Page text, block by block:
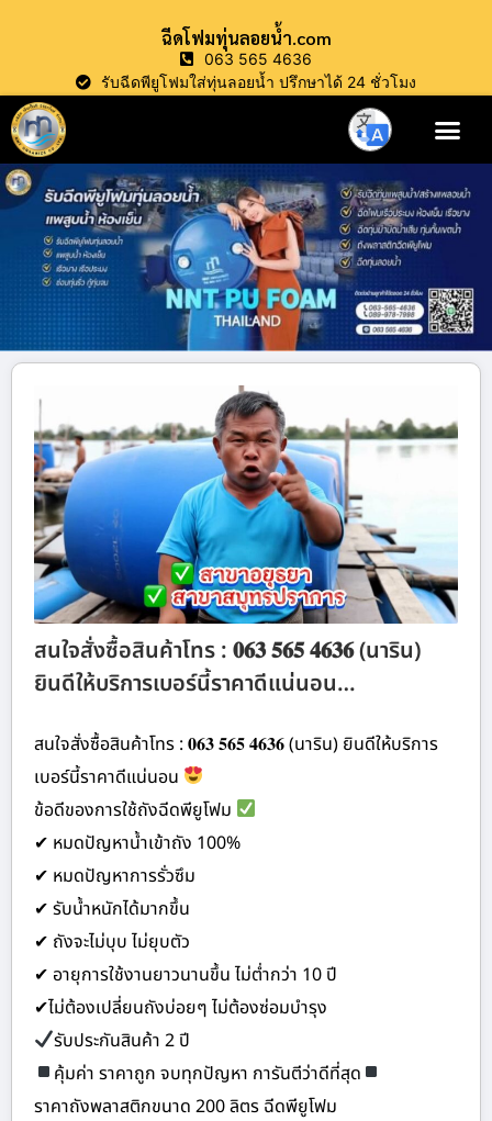
ฉีดโฟมทุ่นลอยน้ำ.com
063 565 4636
รับฉีดพียูโฟมใส่ทุ่นลอยน้ำ ปรึกษาได้ 24 ชั่วโมง
สนใจสั่งซื้อสินค้าโทร : 𝟎𝟔𝟑 𝟓𝟔𝟓 𝟒𝟔𝟑𝟔 (นาริน)
ยินดีให้บริการเบอร์นี้ราคาดีแน่นอน…
สนใจสั่งซื้อสินค้าโทร : 𝟎𝟔𝟑 𝟓𝟔𝟓 𝟒𝟔𝟑𝟔 (นาริน) ยินดีให้บริการ
เบอร์นี้ราคาดีแน่นอน
ข้อดีของการใช้ถังฉีดพียูโฟม
✔ หมดปัญหาน้ำเข้าถัง 100%
✔ หมดปัญหาการรั่วซึม
✔ รับน้ำหนักได้มากขึ้น
✔ ถังจะไม่บุบ ไม่ยุบตัว
✔ อายุการใช้งานยาวนานขึ้น ไม่ต่ำกว่า 10 ปี
✔ไม่ต้องเปลี่ยนถังบ่อยๆ ไม่ต้องซ่อมบำรุง
รับประกันสินค้า 2 ปี
คุ้มค่า ราคาถูก จบทุกปัญหา การันตีว่าดีที่สุด
ราคาถังพลาสติกขนาด 200 ลิตร ฉีดพียูโฟม